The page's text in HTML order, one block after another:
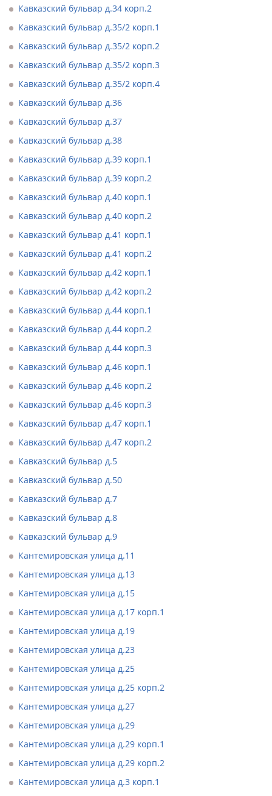
Кавказский бульвар д.34 корп.2
Кавказский бульвар д.35/2 корп.1
Кавказский бульвар д.35/2 корп.2
Кавказский бульвар д.35/2 корп.3
Кавказский бульвар д.35/2 корп.4
Кавказский бульвар д.36
Кавказский бульвар д.37
Кавказский бульвар д.38
Кавказский бульвар д.39 корп.1
Кавказский бульвар д.39 корп.2
Кавказский бульвар д.40 корп.1
Кавказский бульвар д.40 корп.2
Кавказский бульвар д.41 корп.1
Кавказский бульвар д.41 корп.2
Кавказский бульвар д.42 корп.1
Кавказский бульвар д.42 корп.2
Кавказский бульвар д.44 корп.1
Кавказский бульвар д.44 корп.2
Кавказский бульвар д.44 корп.3
Кавказский бульвар д.46 корп.1
Кавказский бульвар д.46 корп.2
Кавказский бульвар д.46 корп.3
Кавказский бульвар д.47 корп.1
Кавказский бульвар д.47 корп.2
Кавказский бульвар д.5
Кавказский бульвар д.50
Кавказский бульвар д.7
Кавказский бульвар д.8
Кавказский бульвар д.9
Кантемировская улица д.11
Кантемировская улица д.13
Кантемировская улица д.15
Кантемировская улица д.17 корп.1
Кантемировская улица д.19
Кантемировская улица д.23
Кантемировская улица д.25
Кантемировская улица д.25 корп.2
Кантемировская улица д.27
Кантемировская улица д.29
Кантемировская улица д.29 корп.1
Кантемировская улица д.29 корп.2
Кантемировская улица д.3 корп.1